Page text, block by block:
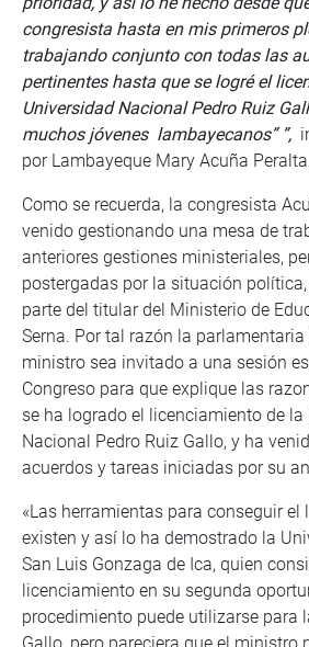
congresista hasta en mis primeros
trabajando conjunto con todas las
pertinentes hasta que se logré el
Universidad Nacional Pedro Ruiz
muchos jóvenes lambayecanos” ”,
por Lambayeque Mary Acuña
Como se recuerda, la congresista
venido gestionando una mesa de
anteriores gestiones ministeriales,
postergadas por la situación
parte del titular del Ministerio de
Serna. Por tal razón la
ministro sea invitado a una sesión
Congreso para que explique las
se ha logrado el licenciamiento de la
Nacional Pedro Ruiz Gallo, y ha
acuerdos y tareas iniciadas por su
«Las herramientas para conseguir
existen y así lo ha demostrado la
San Luis Gonzaga de Ica, quien
licenciamiento en su segunda
procedimiento puede utilizarse para